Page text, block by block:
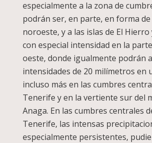
especialmente a la zona de
podrán ser, en parte, en forma de
noroeste, y a las islas de El Hierro
con especial intensidad en la
oeste, donde igualmente podrán
intensidades de 20 milímetros en
incluso más en las cumbres
Tenerife y en la vertiente sur del
Anaga. En las cumbres centrales
Tenerife, las intensas
especialmente persistentes,